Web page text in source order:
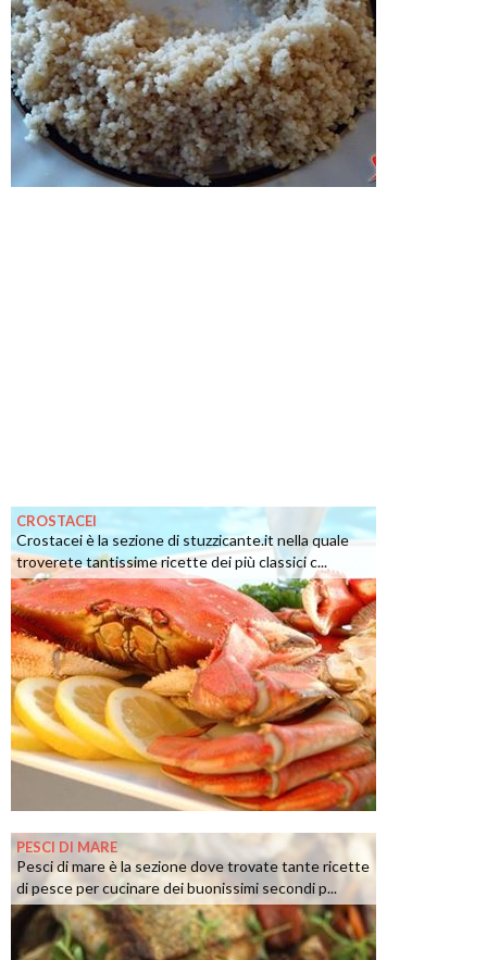
CROSTACEI
Crostacei è la sezione di stuzzicante.it nella quale
troverete tantissime ricette dei più classici c...
PESCI DI MARE
Pesci di mare è la sezione dove trovate tante ricette
di pesce per cucinare dei buonissimi secondi p...